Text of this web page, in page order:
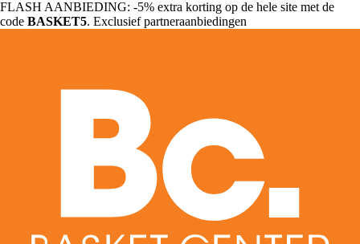
FLASH AANBIEDING: -5% extra korting op de hele site met de
code BASKET5. Exclusief partneraanbiedingen